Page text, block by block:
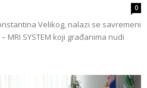
0
Velikog, nalazi se savremeni
SYSTEM koji građanima nudi